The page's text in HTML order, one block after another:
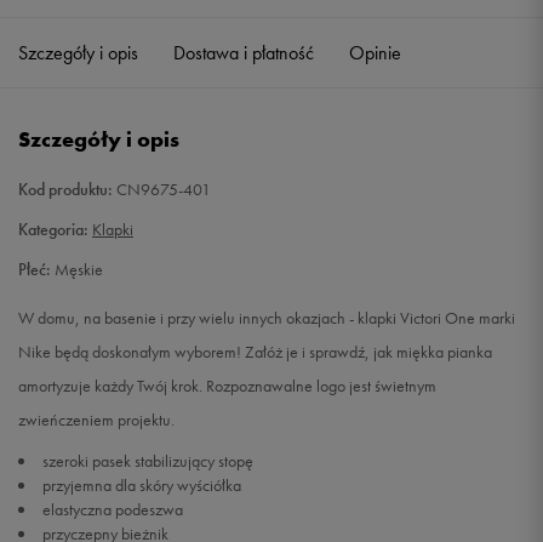
38,5
41 26 cm
44 28 cm Powiadom o dostępności
45 29 cm
46 30 cm
47,5 31 cm
Szczegóły i opis Dostawa i płatność Opinie
Szczegóły i opis
Kod produktu: CN9675-401
Kategoria: Klapki
Płeć: Męskie
W domu, na basenie i przy wielu innych okazjach - klapki Victori One marki
Nike będą doskonałym wyborem! Załóż je i sprawdź, jak miękka pianka
amortyzuje każdy Twój krok. Rozpoznawalne logo jest świetnym
zwieńczeniem projektu.
szeroki pasek stabilizujący stopę
przyjemna dla skóry wyściółka
elastyczna podeszwa
przyczepny bieżnik